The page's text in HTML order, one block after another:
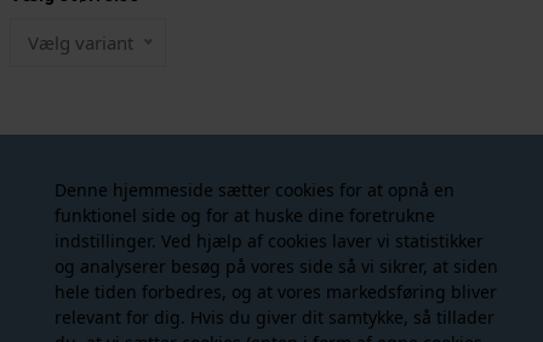
Denne hjemmeside sætter cookies for at opnå en
funktionel side og for at huske dine foretrukne
indstillinger. Ved hjælp af cookies laver vi statistikker
og analyserer besøg på vores side så vi sikrer, at siden
hele tiden forbedres, og at vores markedsføring bliver
relevant for dig. Hvis du giver dit samtykke, så tillader
Vælg variant
Fri fragt ved køb over 599,- til GLS Pakkeshop.
Levering 1-2 hverdage, ved bestilling inden 13.30 (hverdage)
sendes din ordre samme dag.
De lækreste bløde vamsede sweatpants fra JJXX Studio i meleret